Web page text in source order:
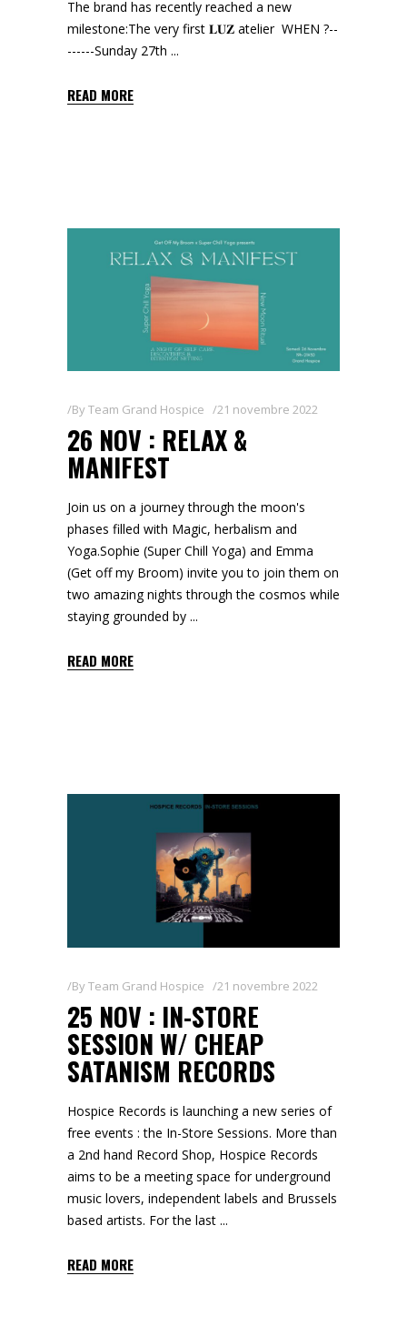
The brand has recently reached a new
milestone:The very first 𝐋𝐔𝐙 atelier WHEN ?--
------Sunday 27th
READ MORE
ByTeam Grand Hospice 21 novembre 2022
26 NOV : RELAX &
MANIFEST
Join us on a journey through the moon's
phases filled with Magic, herbalism and
Yoga.Sophie (Super Chill Yoga) and Emma
(Get off my Broom) invite you to join them on
two amazing nights through the cosmos while
staying grounded by
READ MORE
ByTeam Grand Hospice 21 novembre 2022
25 NOV : IN-STORE
SESSION W/ CHEAP
SATANISM RECORDS
Hospice Records is launching a new series of
free events : the In-Store Sessions. More than
a 2nd hand Record Shop, Hospice Records
aims to be a meeting space for underground
music lovers, independent labels and Brussels
based artists. For the last
READ MORE